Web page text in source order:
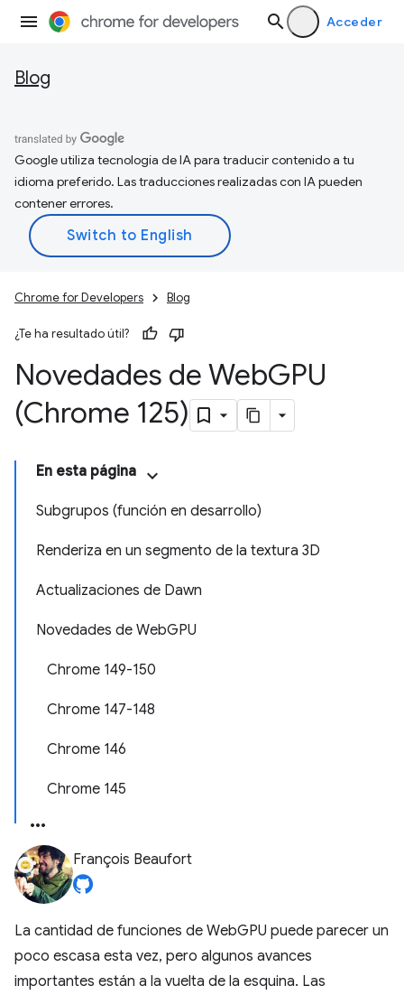
Acceder
Blog
Google utiliza tecnología de IA para traducir contenido a tu
idioma preferido. Las traducciones realizadas con IA pueden
contener errores.
Chrome for Developers Blog
¿Te ha resultado útil?
Novedades de WebGPU
(Chrome 125)
En esta página
Subgrupos (función en desarrollo)
Renderiza en un segmento de la textura 3D
Actualizaciones de Dawn
Novedades de WebGPU
Chrome 149-150
Chrome 147-148
Chrome 146
Chrome 145
François Beaufort
La cantidad de funciones de WebGPU puede parecer un
poco escasa esta vez, pero algunos avances
importantes están a la vuelta de la esquina. Las